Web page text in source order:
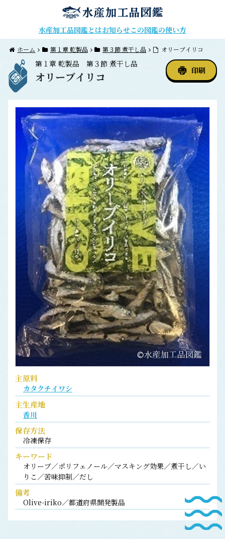
水産加工品図鑑とはお知らせこの図鑑の使い方
ホーム 第１章 乾製品 第３節 煮干し品 オリーブイリコ
第１章 乾製品 第３節 煮干し品
オリーブイリコ 印刷
主原料
カタクチイワシ
主生産地
香川
保存方法
冷凍保存
キーワード
オリーブ／ポリフェノール／マスキング効果／煮干し／い
りこ／苦味抑制／だし
備考
Olive-iriko／都道府県開発製品